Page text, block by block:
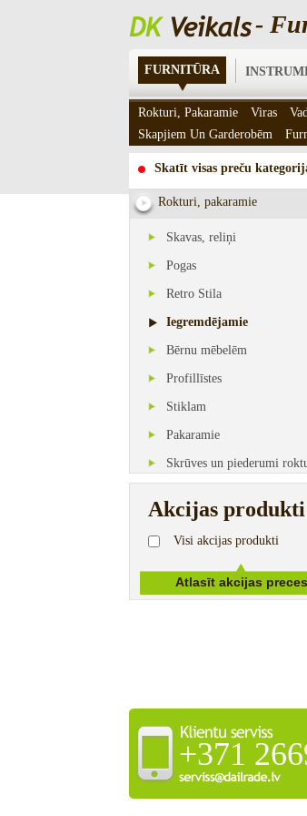
-
FURNITŪRA
Skatīt visas preču
Rokturi, pakaramie
Skavas, reliņi
Pogas
Retro Stila
Iegremdējamie
Bērnu mēbelēm
Profillīstes
Stiklam
Pakaramie
Skrūves un piederumi
Akcijas produkti
Visi akcijas produkti
+371
Rokturi, Pakaramie Viras
Skapjiem Un Garderobēm